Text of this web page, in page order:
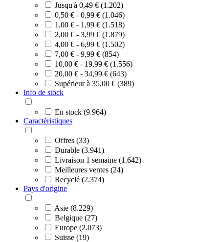
Jusqu'à 0,49 € (1.202)
0,50 € - 0,99 € (1.046)
1,00 € - 1,99 € (1.518)
2,00 € - 3,99 € (1.879)
4,00 € - 6,99 € (1.502)
7,00 € - 9,99 € (854)
10,00 € - 19,99 € (1.556)
20,00 € - 34,99 € (643)
Supérieur à 35,00 € (389)
Info de stock
En stock (9.964)
Caractéristiques
Offres (33)
Durable (3.941)
Livraison 1 semaine (1.642)
Meilleures ventes (24)
Recyclé (2.374)
Pays d'origine
Asie (8.229)
Belgique (27)
Europe (2.073)
Suisse (19)